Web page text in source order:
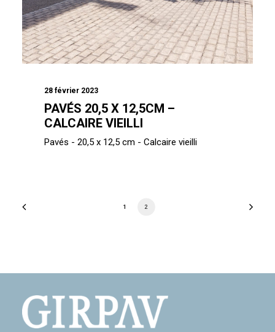
28 février 2023
PAVÉS 20,5 X 12,5CM –
CALCAIRE VIEILLI
Pavés - 20,5 x 12,5 cm - Calcaire vieilli
1 2